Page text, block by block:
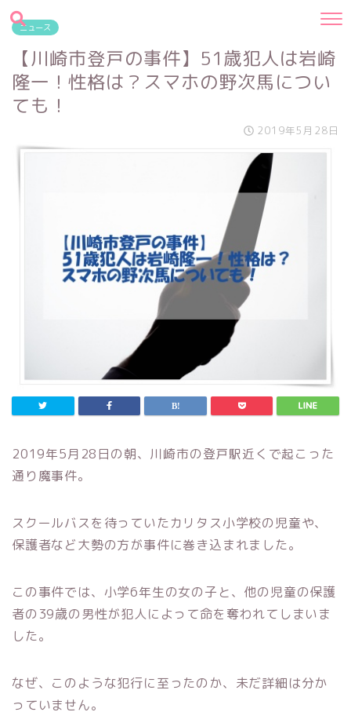
ニュース
【川崎市登戸の事件】51歳犯人は岩崎
隆一！性格は？スマホの野次馬につい
ても！
2019年5月28日
2019年5月28日の朝、川崎市の登戸駅近くで起こった
通り魔事件。
スクールバスを待っていたカリタス小学校の児童や、
保護者など大勢の方が事件に巻き込まれました。
この事件では、小学6年生の女の子と、他の児童の保護
者の39歳の男性が犯人によって命を奪われてしまいま
した。
なぜ、このような犯行に至ったのか、未だ詳細は分か
っていません。